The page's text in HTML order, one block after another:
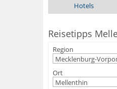
Hotels
Reisetipps
Region
Ort